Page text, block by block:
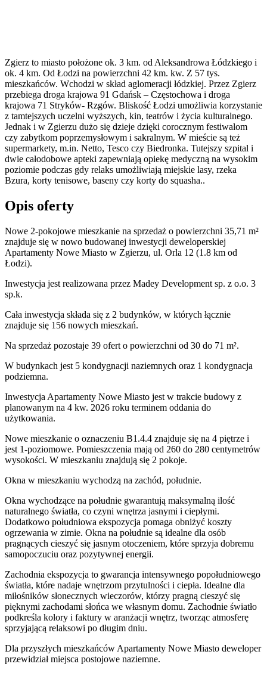
Zgierz to miasto położone ok. 3 km. od Aleksandrowa Łódzkiego i
ok. 4 km. Od Łodzi na powierzchni 42 km. kw. Z 57 tys.
mieszkańców. Wchodzi w skład aglomeracji łódzkiej. Przez Zgierz
przebiega droga krajowa 91 Gdańsk – Częstochowa i droga
krajowa 71 Stryków- Rzgów. Bliskość Łodzi umożliwia korzystanie
z tamtejszych uczelni wyższych, kin, teatrów i życia kulturalnego.
Jednak i w Zgierzu dużo się dzieje dzięki corocznym festiwalom
czy zabytkom poprzemysłowym i sakralnym. W mieście są też
supermarkety, m.in. Netto, Tesco czy Biedronka. Tutejszy szpital i
dwie całodobowe apteki zapewniają opiekę medyczną na wysokim
poziomie podczas gdy relaks umożliwiają miejskie lasy, rzeka
Bzura, korty tenisowe, baseny czy korty do squasha..
Opis oferty
Nowe 2-pokojowe mieszkanie na sprzedaż o powierzchni 35,71 m²
znajduje się w nowo budowanej inwestycji deweloperskiej
Apartamenty Nowe Miasto w Zgierzu, ul. Orla 12 (1.8 km od
Łodzi).
Inwestycja jest realizowana przez Madey Development sp. z o.o. 3
sp.k.
Cała inwestycja składa się z 2 budynków, w których łącznie
znajduje się 156 nowych mieszkań.
Na sprzedaż pozostaje 39 ofert o powierzchni od 30 do 71 m².
W budynkach jest 5 kondygnacji naziemnych oraz 1 kondygnacja
podziemna.
Inwestycja Apartamenty Nowe Miasto jest w trakcie budowy z
planowanym na 4 kw. 2026 roku terminem oddania do
użytkowania.
Nowe mieszkanie o oznaczeniu B1.4.4 znajduje się na 4 piętrze i
jest 1-poziomowe. Pomieszczenia mają od 260 do 280 centymetrów
wysokości. W mieszkaniu znajdują się 2 pokoje.
Okna w mieszkaniu wychodzą na zachód, południe.
Okna wychodzące na południe gwarantują maksymalną ilość
naturalnego światła, co czyni wnętrza jasnymi i ciepłymi.
Dodatkowo południowa ekspozycja pomaga obniżyć koszty
ogrzewania w zimie. Okna na południe są idealne dla osób
pragnących cieszyć się jasnym otoczeniem, które sprzyja dobremu
samopoczuciu oraz pozytywnej energii.
Zachodnia ekspozycja to gwarancja intensywnego popołudniowego
światła, które nadaje wnętrzom przytulności i ciepła. Idealne dla
miłośników słonecznych wieczorów, którzy pragną cieszyć się
pięknymi zachodami słońca we własnym domu. Zachodnie światło
podkreśla kolory i faktury w aranżacji wnętrz, tworząc atmosferę
sprzyjającą relaksowi po długim dniu.
Dla przyszłych mieszkańców Apartamenty Nowe Miasto deweloper
przewidziałmiejsca postojowe naziemne.